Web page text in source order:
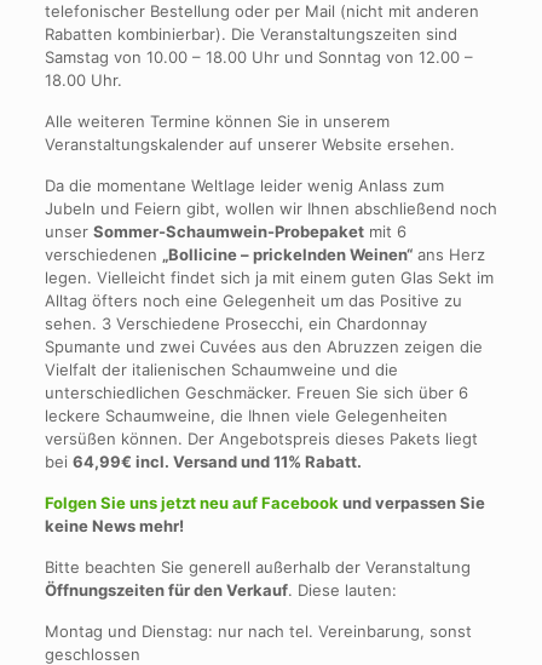
telefonischer Bestellung oder per Mail (nicht mit anderen
Rabatten kombinierbar). Die Veranstaltungszeiten sind
Samstag von 10.00 – 18.00 Uhr und Sonntag von 12.00 –
18.00 Uhr.
Alle weiteren Termine können Sie in unserem
Veranstaltungskalender auf unserer Website ersehen.
Da die momentane Weltlage leider wenig Anlass zum
Jubeln und Feiern gibt, wollen wir Ihnen abschließend noch
unser Sommer-Schaumwein-Probepaketmit 6
verschiedenen „Bollicine – prickelnden Weinen“ans Herz
legen. Vielleicht findet sich ja mit einem guten Glas Sekt im
Alltag öfters noch eine Gelegenheit um das Positive zu
sehen. 3 Verschiedene Prosecchi, ein Chardonnay
Spumante und zwei Cuvées aus den Abruzzen zeigen die
Vielfalt der italienischen Schaumweine und die
unterschiedlichen Geschmäcker. Freuen Sie sich über 6
leckere Schaumweine, die Ihnen viele Gelegenheiten
versüßen können. Der Angebotspreis dieses Pakets liegt
bei 64,99€ incl. Versand und 11% Rabatt.
Folgen Sie uns jetzt neu auf Facebook und verpassen Sie
keine News mehr!
Bitte beachten Sie generell außerhalb der Veranstaltung
Öffnungszeiten für den Verkauf. Diese lauten:
Montag und Dienstag: nur nach tel. Vereinbarung, sonst
geschlossen